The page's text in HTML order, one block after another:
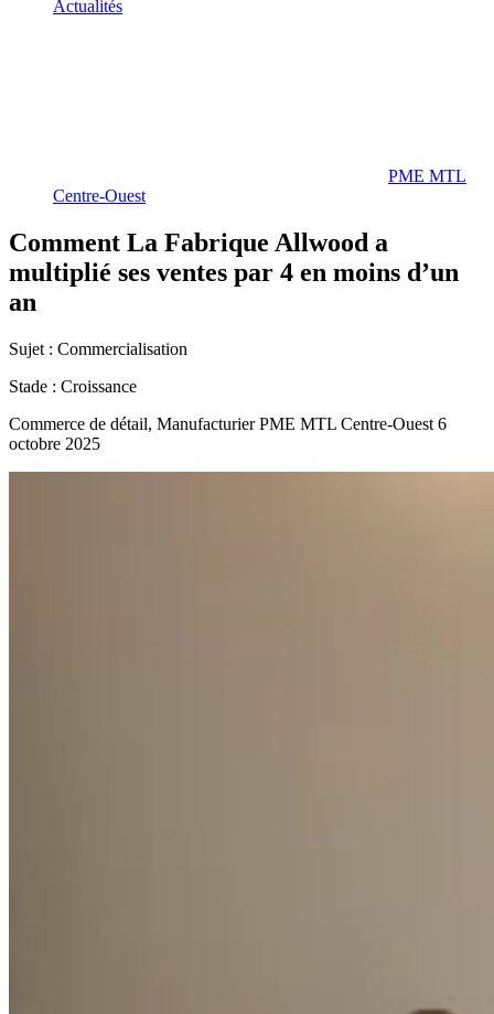
Actualités
PME MTL
Centre-Ouest
Comment La Fabrique Allwood a
multiplié ses ventes par 4 en moins d’un
an
Sujet : Commercialisation
Stade : Croissance
Commerce de détail, Manufacturier PME MTL Centre-Ouest 6
octobre 2025